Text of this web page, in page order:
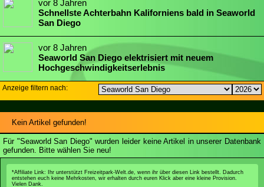
Schnellste Achterbahn Kaliforniens bald in Seaworld
San Diego
Seaworld San Diego elektrisiert mit neuem
Hochgeschwindigkeitserlebnis
Anzeige filtern nach:
Kein Artikel gefunden!
Für "Seaworld San Diego" wurden leider keine Artikel in unserer Datenbank
gefunden. Bitte wählen Sie neu!
*Affiliate Link: Ihr unterstützt Freizeitpark-Welt.de, wenn ihr über diesen Link bestellt. Dadurch
entstehen euch keine Mehrkosten, wir erhalten durch euren Klick aber eine kleine Provision.
Vielen Dank.